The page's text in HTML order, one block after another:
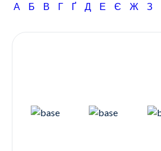
А Б В Г Ґ Д Е Є Ж З